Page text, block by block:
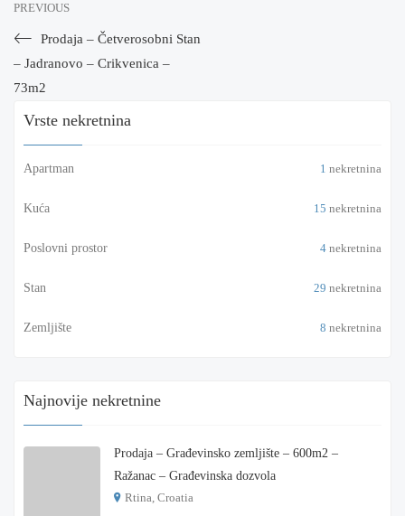
PREVIOUS
Prodaja – Četverosobni Stan
– Jadranovo – Crikvenica –
73m2
Vrste nekretnina
Apartman 1 nekretnina
Kuća 15 nekretnina
Poslovni prostor 4 nekretnina
Stan 29 nekretnina
Zemljište 8 nekretnina
Najnovije nekretnine
Prodaja – Građevinsko zemljište – 600m2 –
Ražanac – Građevinska dozvola
Rtina, Croatia